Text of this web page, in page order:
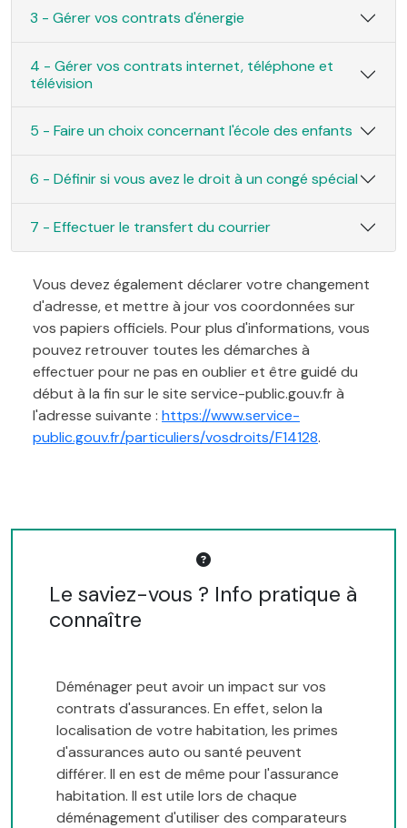
3 - Gérer vos contrats d'énergie
4 - Gérer vos contrats internet, téléphone et
télévision
5 - Faire un choix concernant l'école des enfants
6 - Définir si vous avez le droit à un congé spécial
7 - Effectuer le transfert du courrier
Vous devez également déclarer votre changement
d'adresse, et mettre à jour vos coordonnées sur
vos papiers officiels. Pour plus d'informations, vous
pouvez retrouver toutes les démarches à
effectuer pour ne pas en oublier et être guidé du
début à la fin sur le site service-public.gouv.fr à
l'adresse suivante : https://www.service-
public.gouv.fr/particuliers/vosdroits/F14128.
Le saviez-vous ? Info pratique à
connaître
Déménager peut avoir un impact sur vos
contrats d'assurances. En effet, selon la
localisation de votre habitation, les primes
d'assurances auto ou santé peuvent
différer. Il en est de même pour l'assurance
habitation. Il est utile lors de chaque
déménagement d'utiliser des comparateurs